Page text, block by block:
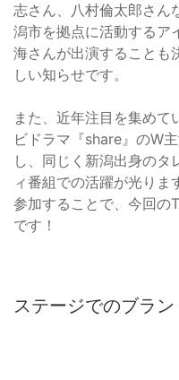
志さん、八村倫太郎さん
潟市を拠点に活動するア
海さんが出演することも
しい知らせです。
また、近年注目を集めて
ビドラマ『share』のW
し、同じく新潟出身のタ
ィ番組での活躍が光り
参加することで、今回の
です！
ステージでのブラ